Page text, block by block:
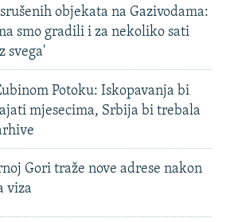
objekata na Gazivodama:
smo gradili i za nekoliko sati
svega'
Potoku: Iskopavanja bi
mjesecima, Srbija bi trebala
Gori traže nove adrese nakon
viza